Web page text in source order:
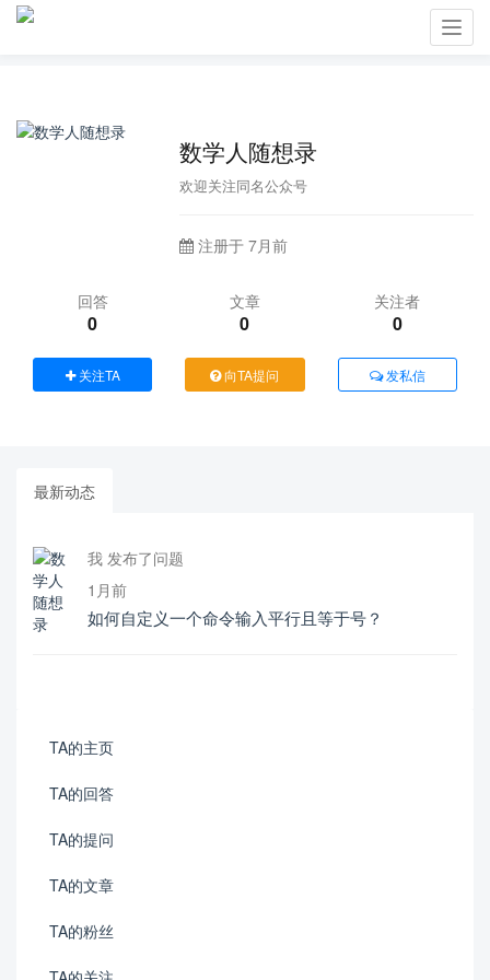
数学人随想录
欢迎关注同名公众号
注册于 7月前
回答
0
文章
0
关注者
0
关注TA 向TA提问 发私信
最新动态
我 发布了问题
1月前
如何自定义一个命令输入平行且等于号？
TA的主页
TA的回答
TA的提问
TA的文章
TA的粉丝